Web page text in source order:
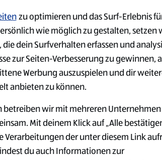
EINSATZORT
zu optimieren und das Surf-Erlebnis
wie möglich zu gestalten, setzen
dein Surfverhalten erfassen und
zur Seiten-Verbesserung zu gewinnen,
Werbung auszuspielen und dir
anbieten zu können.
betreiben wir mit mehreren Unternehmen
Mit deinem Klick auf „Alle
Verarbeitungen der unter diesem Link
du auch Informationen zur